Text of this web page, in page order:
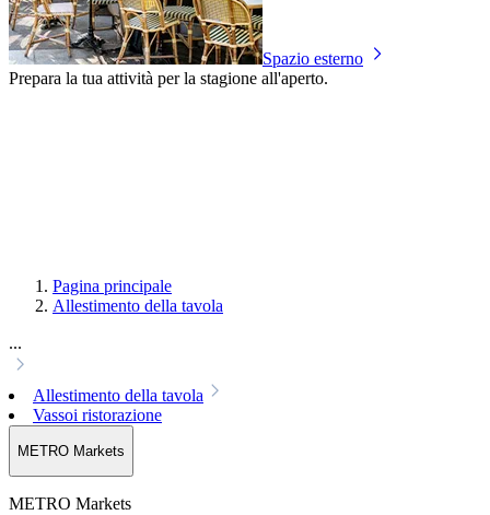
Spazio esterno
Prepara la tua attività per la stagione all'aperto.
Pagina principale
Allestimento della tavola
...
Allestimento della tavola
Vassoi ristorazione
METRO Markets
METRO Markets